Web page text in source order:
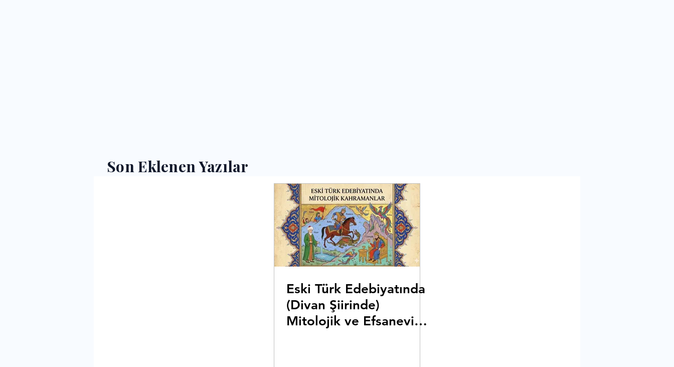
Son Eklenen Yazılar
Eski Türk Edebiyatında
(Divan Şiirinde)
Mitolojik ve Efsanevi